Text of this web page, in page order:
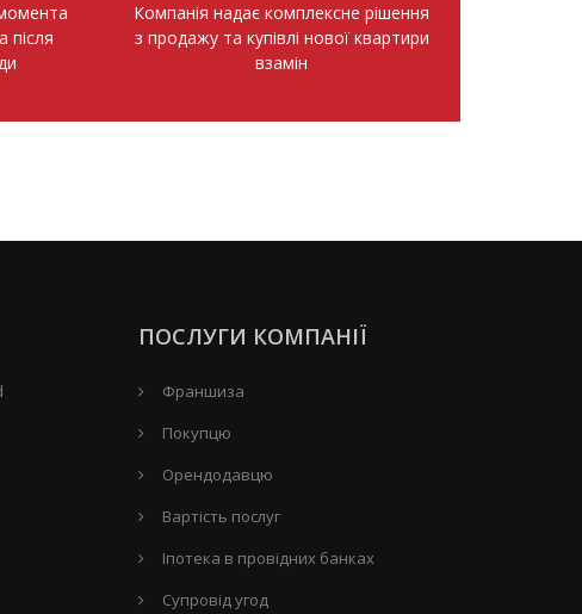
після
Компанія надає комплексне рішення
з продажу та купівлі нової квартири
взамін
ПОСЛУГИ КОМПАНІЇ
Франшиза
Покупцю
Орендодавцю
Вартість послуг
Іпотека в провідних банках
Супровід угод